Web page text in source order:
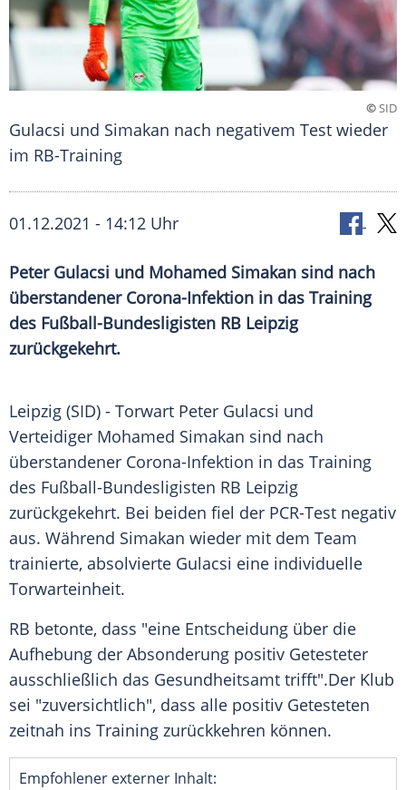
©SID
Gulacsi und Simakan nach negativem Test wieder
im RB-Training
01.12.2021 - 14:12 Uhr
Peter Gulacsi und Mohamed Simakan sind nach
überstandener Corona-Infektion in das Training
des Fußball-Bundesligisten RB Leipzig
zurückgekehrt.
Leipzig (SID) - Torwart Peter Gulacsi und
Verteidiger Mohamed Simakan sind nach
überstandener Corona-Infektion in das Training
des Fußball-Bundesligisten RB Leipzig
zurückgekehrt. Bei beiden fiel der PCR-Test negativ
aus. Während Simakan wieder mit dem Team
trainierte, absolvierte Gulacsi eine individuelle
Torwarteinheit.
RB betonte, dass "eine Entscheidung über die
Aufhebung der Absonderung positiv Getesteter
ausschließlich das Gesundheitsamt trifft".Der Klub
sei "zuversichtlich", dass alle positiv Getesteten
zeitnah ins Training zurückkehren können.
Empfohlener externer Inhalt: